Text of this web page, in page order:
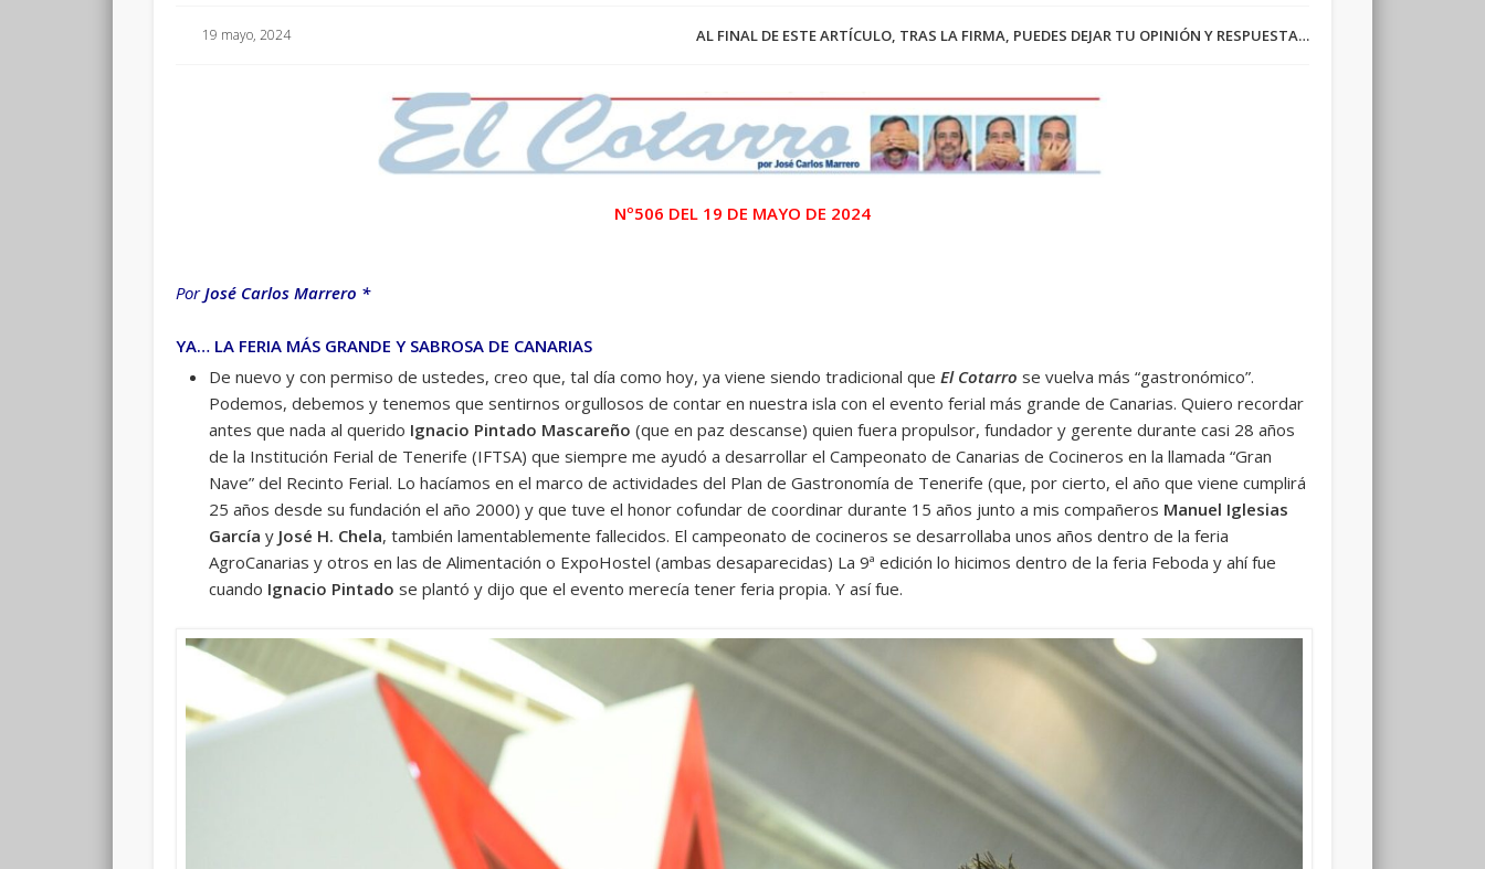
AL FINAL DE ESTE ARTÍCULO, TRAS LA FIRMA, PUEDES DEJAR TU OPINIÓN Y RESPUESTA…
19 mayo, 2024
Nº506 DEL 19 DE MAYO DE 2024
Por José Carlos Marrero *
YA… LA FERIA MÁS GRANDE Y SABROSA DE CANARIAS
De nuevo y con permiso de ustedes, creo que, tal día como hoy, ya viene siendo tradicional que El Cotarro se vuelva más “gastronómico”.
Podemos, debemos y tenemos que sentirnos orgullosos de contar en nuestra isla con el evento ferial más grande de Canarias. Quiero recordar
antes que nada al querido Ignacio Pintado Mascareño (que en paz descanse) quien fuera propulsor, fundador y gerente durante casi 28 años
de la Institución Ferial de Tenerife (IFTSA) que siempre me ayudó a desarrollar el Campeonato de Canarias de Cocineros en la llamada “Gran
Nave” del Recinto Ferial. Lo hacíamos en el marco de actividades del Plan de Gastronomía de Tenerife (que, por cierto, el año que viene cumplirá
25 años desde su fundación el año 2000) y que tuve el honor cofundar de coordinar durante 15 años junto a mis compañeros Manuel Iglesias
García y José H. Chela, también lamentablemente fallecidos. El campeonato de cocineros se desarrollaba unos años dentro de la feria
AgroCanarias y otros en las de Alimentación o ExpoHostel (ambas desaparecidas) La 9ª edición lo hicimos dentro de la feria Feboda y ahí fue
cuando Ignacio Pintado se plantó y dijo que el evento merecía tener feria propia. Y así fue.